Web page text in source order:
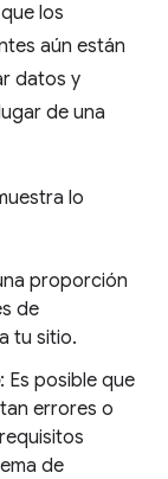
los
aún están
datos y
de una
lo
proporción
de
tu sitio.
: Es posible que
errores o
de